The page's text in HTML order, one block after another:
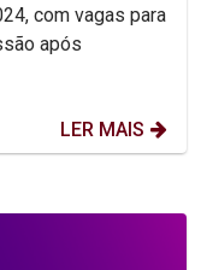
com vagas para
após
LER MAIS